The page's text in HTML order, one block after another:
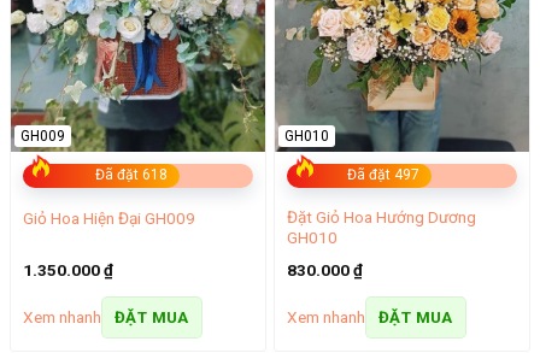
Đã đặt 618
GH009
Giỏ Hoa Hiện Đại GH009
1.350.000₫
Xem nhanh ĐẶT MUA
Đã đặt 497
GH010
Đặt Giỏ Hoa Hướng Dương
GH010
830.000₫
Xem nhanh ĐẶT MUA